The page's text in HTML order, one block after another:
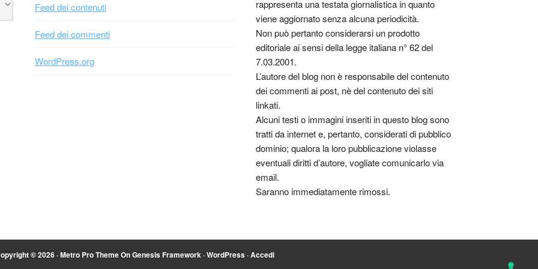
Feed dei contenuti
Feed dei commenti
WordPress.org
rappresenta una testata giornalistica in quanto
viene aggiornato senza alcuna periodicità.
Non può pertanto considerarsi un prodotto
editoriale ai sensi della legge italiana n° 62 del
7.03.2001.
L’autore del blog non è responsabile del contenuto
dei commenti ai post, nè del contenuto dei siti
linkati.
Alcuni testi o immagini inseriti in questo blog sono
tratti da internet e, pertanto, considerati di pubblico
dominio; qualora la loro pubblicazione violasse
eventuali diritti d’autore, vogliate comunicarlo via
email.
Saranno immediatamente rimossi.
© 2026 ·Metro Pro ThemeOnGenesis Framework·WordPress·Accedi